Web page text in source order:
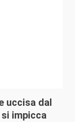
uccisa dal
impicca